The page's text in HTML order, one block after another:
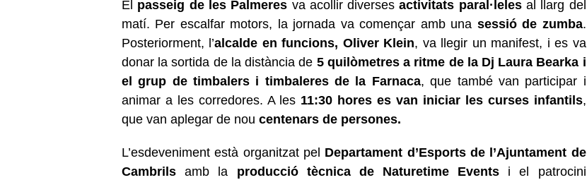
El passeig de les Palmeres va acollir diversesactivitats paral·lelesal llarg del
matí. Per escalfar motors, la jornada va començar amb una sessió de zumba.
Posteriorment, l’alcalde en funcions, Oliver Klein, va llegir un manifest, i es va
donar la sortida de la distància de 5 quilòmetres a ritme de la Dj Laura Bearka i
el grup de timbalers i timbaleres de la Farnaca, que també van participar i
animar a les corredores. A les 11:30 hores es van iniciar les curses infantils,
que van aplegar de nou centenars de persones.
L’esdeveniment està organitzat pel Departament d’Esports de l’Ajuntament de
Cambrils amb la producció tècnica de Naturetime Events i el patrocini